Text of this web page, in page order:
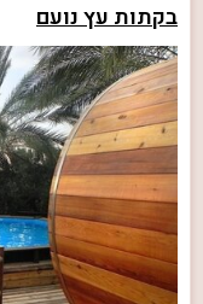
בקתות עץ נועם